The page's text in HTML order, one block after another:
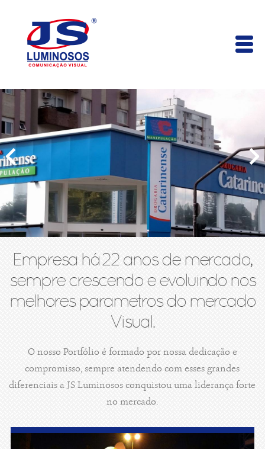
Empresa há 22 anos de mercado,
sempre crescendo e evoluindo nos
melhores parametros do mercado
Visual.
O nosso Portfólio é formado por nossa dedicação e
compromisso, sempre atendendo com esses grandes
diferenciais a JS Luminosos conquistou uma liderança forte
no mercado.